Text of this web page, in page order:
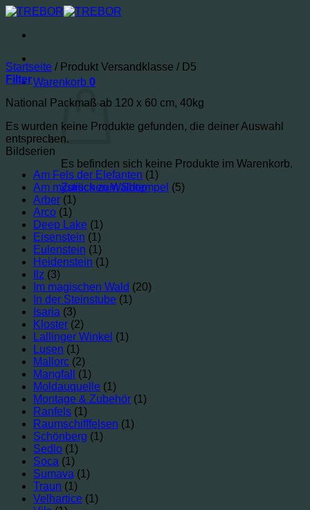
Zum
springen
Warenkorb 0
Es befinden sich keine Produkte im Warenkorb.
Zurück zum Shop
Startseite / Produkt Versandklasse / D5
Filter
National Packmaß ab 120 x 60 cm, 40kg
Es wurden keine Produkte gefunden, die deiner Auswahl
entsprechen.
Bildserien
Am Fels der Elefanten (1)
Am mystischen Waldtempel (5)
Arber (1)
Arco (1)
Deep Lake (1)
Eisenstein (1)
Eulenstein (1)
Heidenstein (1)
Ilz (3)
Im magischen Wald (20)
In der Steinstube (1)
Isaria (3)
Kloster (2)
Lallinger Winkel (1)
Lusen (1)
Mallorc (2)
Mangfall
(1)
Moldauquelle (1)
Montage & Zubehör (1)
Ranfels (1)
Raumschifffelsen (1)
Schönberg (1)
Sedlo (1)
Soca (1)
Sumava (1)
Traun (1)
Velhartice (1)